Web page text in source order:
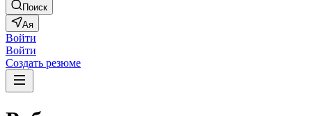
Поиск
Ая
Войти
Войти
Создать резюме